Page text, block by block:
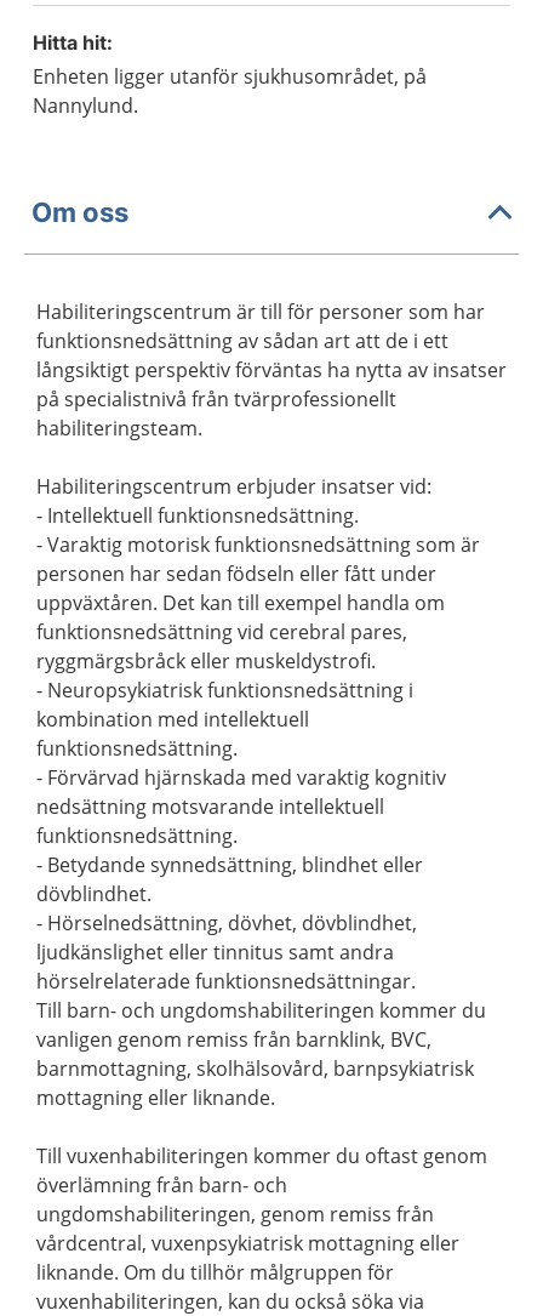
Hitta hit:
Enheten ligger utanför sjukhusområdet, på
Nannylund.
Om oss
Habiliteringscentrum är till för personer som har
funktionsnedsättning av sådan art att de i ett
långsiktigt perspektiv förväntas ha nytta av insatser
på specialistnivå från tvärprofessionellt
habiliteringsteam.
Habiliteringscentrum erbjuder insatser vid:
- Intellektuell funktionsnedsättning.
- Varaktig motorisk funktionsnedsättning som är
personen har sedan födseln eller fått under
uppväxtåren. Det kan till exempel handla om
funktionsnedsättning vid cerebral pares,
ryggmärgsbråck eller muskeldystrofi.
- Neuropsykiatrisk funktionsnedsättning i
kombination med intellektuell
funktionsnedsättning.
- Förvärvad hjärnskada med varaktig kognitiv
nedsättning motsvarande intellektuell
funktionsnedsättning.
- Betydande synnedsättning, blindhet eller
dövblindhet.
- Hörselnedsättning, dövhet, dövblindhet,
ljudkänslighet eller tinnitus samt andra
hörselrelaterade funktionsnedsättningar.
Till barn- och ungdomshabiliteringen kommer du
vanligen genom remiss från barnklink, BVC,
barnmottagning, skolhälsovård, barnpsykiatrisk
mottagning eller liknande.
Till vuxenhabiliteringen kommer du oftast genom
överlämning från barn- och
ungdomshabiliteringen, genom remiss från
vårdcentral, vuxenpsykiatrisk mottagning eller
liknande. Om du tillhör målgruppen för
vuxenhabiliteringen, kan du också söka via